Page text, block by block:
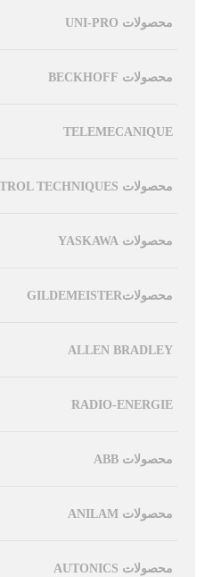
محصولات UNI-PRO
محصولات BECKHOFF
TELEMECANIQUE
محصولات CONTROL TECHNIQUES
محصولات YASKAWA
محصولاتGILDEMEISTER
ALLEN BRADLEY
RADIO-ENERGIE
محصولات ABB
محصولات ANILAM
محصولات AUTONICS